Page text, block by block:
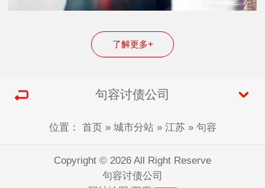
了解更多+
句容讨债公司
位置： 首页» 城市分站» 江苏» 句容
Copyright © 2026 All Right Reserve
句容讨债公司